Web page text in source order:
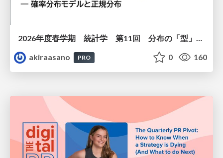
2026年度春学期 統計学 第11回 分布の「型」を考える － 確率分布モデルと正規分布 (2026. 6. 11)
akiraasano
PRO 0 160